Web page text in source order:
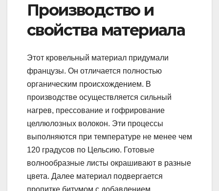
Производство и
свойства материала
Этот кровельный материал придумали
французы. Он отличается полностью
органическим происхождением. В
производстве осуществляется сильный
нагрев, прессование и гофрирование
целлюлозных волокон. Эти процессы
выполняются при температуре не менее чем
120 градусов по Цельсию. Готовые
волнообразные листы окрашивают в разные
цвета. Далее материал подвергается
пропитке битумом с добавлением